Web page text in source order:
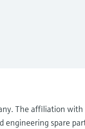
The affiliation with
engineering spare